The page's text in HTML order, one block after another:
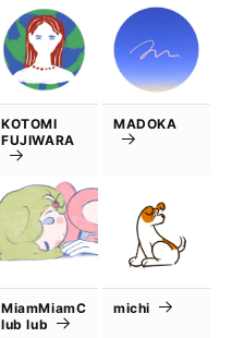
KOTOMI
FUJIWARA
MADOKA
MiamMiamC
lub lub
michi